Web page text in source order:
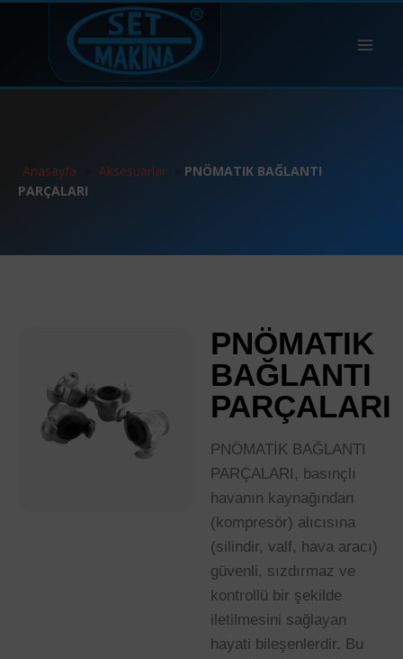
Anasayfa Aksesuarlar
PNÖMATIK BAĞLANTI
PARÇALARI
PNÖMATIK
BAĞLANTI
PARÇALARI
PNÖMATİK BAĞLANTI
PARÇALARI, basınçlı
havanın kaynağından
(kompresör) alıcısına
(silindir, valf, hava aracı)
güvenli, sızdırmaz ve
kontrollü bir şekilde
iletilmesini sağlayan
hayati bileşenlerdir. Bu